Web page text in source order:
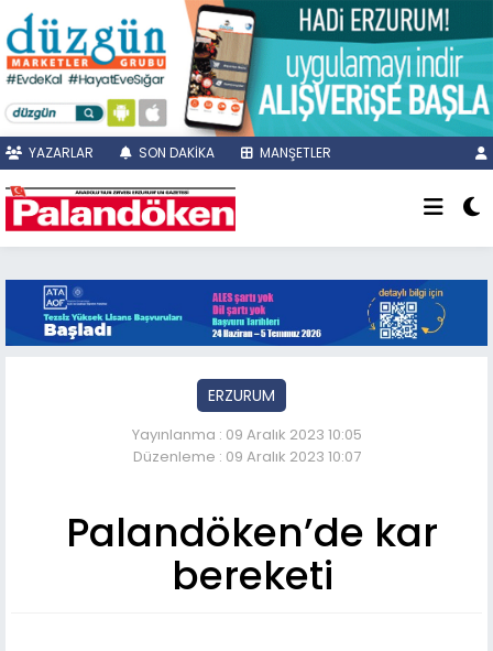
YAZARLAR SON DAKİKA MANŞETLER
ERZURUM
Yayınlanma : 09 Aralık 2023 10:05
Düzenleme : 09 Aralık 2023 10:07
Palandöken’de kar
bereketi